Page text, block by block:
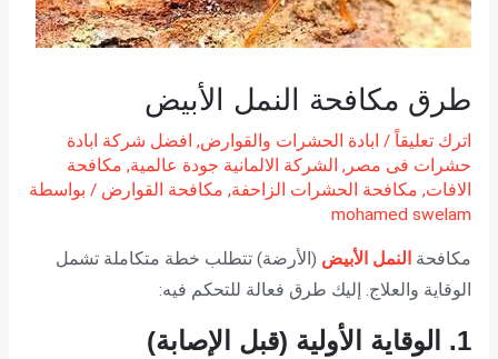
طرق مكافحة النمل الأبيض
اترك تعليقاً / ابادة الحشرات والقوارض, افضل شركة ابادة
حشرات فى مصر , الشركة الالمانية جودة عالمية, مكافحة
الافات, مكافحة الحشرات الزاحفة, مكافحة القوارض / بواسطة
mohamed swelam
مكافحة النمل الأبيض (الأرضة) تتطلب خطة متكاملة تشمل
الوقاية والعلاج. إليك طرق فعالة للتحكم فيه:
1. الوقاية الأولية (قبل الإصابة)